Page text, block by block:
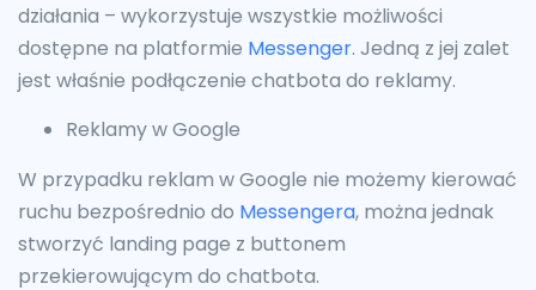
działania – wykorzystuje wszystkie możliwości
dostępne na platformie Messenger. Jedną z jej zalet
jest właśnie podłączenie chatbota do reklamy.
Reklamy w Google
W przypadku reklam w Google nie możemy kierować
ruchu bezpośrednio do Messengera, można jednak
stworzyć landing page z buttonem
przekierowującym do chatbota.